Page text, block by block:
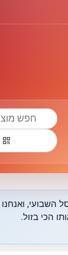
qr_code
השבועי,
הכי בזול.